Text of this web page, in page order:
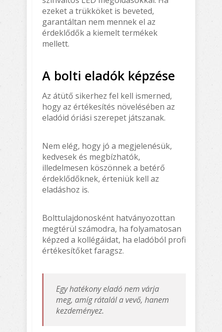
ezeket a trükköket is beveted,
garantáltan nem mennek el az
érdeklődők a kiemelt termékek
mellett.
A bolti eladók képzése
Az átütő sikerhez fel kell ismerned,
hogy az értékesítés növelésében az
eladóid óriási szerepet játszanak.
Nem elég, hogy jó a megjelenésük,
kedvesek és megbízhatók,
illedelmesen köszönnek a betérő
érdeklődőknek, érteniük kell az
eladáshoz is.
Bolttulajdonosként hatványozottan
megtérül számodra, ha folyamatosan
képzed a kollégáidat, ha eladóból profi
értékesítőket faragsz.
Egy hatékony eladó nem várja
meg, amíg rátalál a vevő, hanem
kezdeményez.